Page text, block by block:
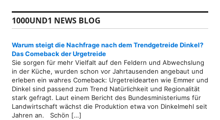
1000UND1 NEWS BLOG
Warum steigt die Nachfrage nach dem Trendgetreide Dinkel?
Das Comeback der Urgetreide
Sie sorgen für mehr Vielfalt auf den Feldern und Abwechslung
in der Küche, wurden schon vor Jahrtausenden angebaut und
erleben ein wahres Comeback: Urgetreidearten wie Emmer und
Dinkel sind passend zum Trend Natürlichkeit und Regionalität
stark gefragt. Laut einem Bericht des Bundesministeriums für
Landwirtschaft wächst die Produktion etwa von Dinkelmehl seit
Jahren an. Schön […]